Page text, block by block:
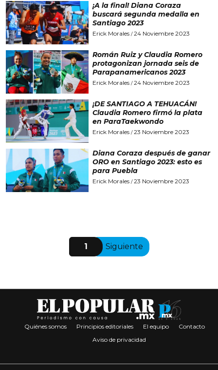
¡A la final! Diana Coraza
buscará segunda medalla en
Santiago 2023
Erick Morales/24 Noviembre 2023
Román Ruiz y Claudia Romero
protagonizan jornada seis de
Parapanamericanos 2023
Erick Morales/24 Noviembre 2023
¡DE SANTIAGO A TEHUACÁN!
Claudia Romero firmó la plata
en ParaTaekwondo
Erick Morales/23 Noviembre 2023
Diana Coraza después de ganar
ORO en Santiago 2023: esto es
para Puebla
Erick Morales/23 Noviembre 2023
1 Siguiente
Quiénes somos Principios editoriales El equipo
Contacto
Aviso de privacidad